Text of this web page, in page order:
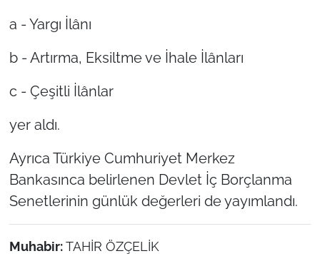
a - Yargı İlânı
b - Artırma, Eksiltme ve İhale İlânları
c - Çeşitli İlânlar
yer aldı.
Ayrıca Türkiye Cumhuriyet Merkez
Bankasınca belirlenen Devlet İç Borçlanma
Senetlerinin günlük değerleri de yayımlandı.
Muhabir: TAHİR ÖZÇELİK